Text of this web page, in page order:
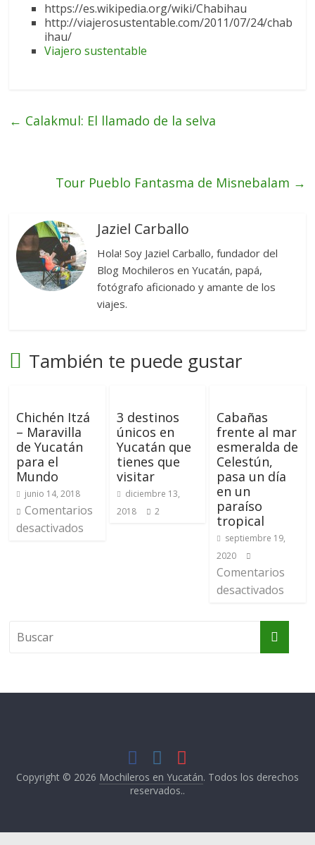
https://es.wikipedia.org/wiki/Chabihau
http://viajerosustentable.com/2011/07/24/chab
ihau/
Viajero sustentable
← Calakmul: El llamado de la selva
Tour Pueblo Fantasma de Misnebalam →
Jaziel Carballo
Hola! Soy Jaziel Carballo, fundador del
Blog Mochileros en Yucatán, papá,
fotógrafo aficionado y amante de los
viajes.
También te puede gustar
Chichén Itzá
– Maravilla
de Yucatán
para el
Mundo
junio 14, 2018
Comentarios
desactivados
3 destinos
únicos en
Yucatán que
tienes que
visitar
diciembre 13,
2018
2
Cabañas
frente al mar
esmeralda de
Celestún,
pasa un día
en un
paraíso
tropical
septiembre 19,
2020
Comentarios
desactivados
Copyright © 2026 Mochileros en Yucatán. Todos los derechos
reservados..